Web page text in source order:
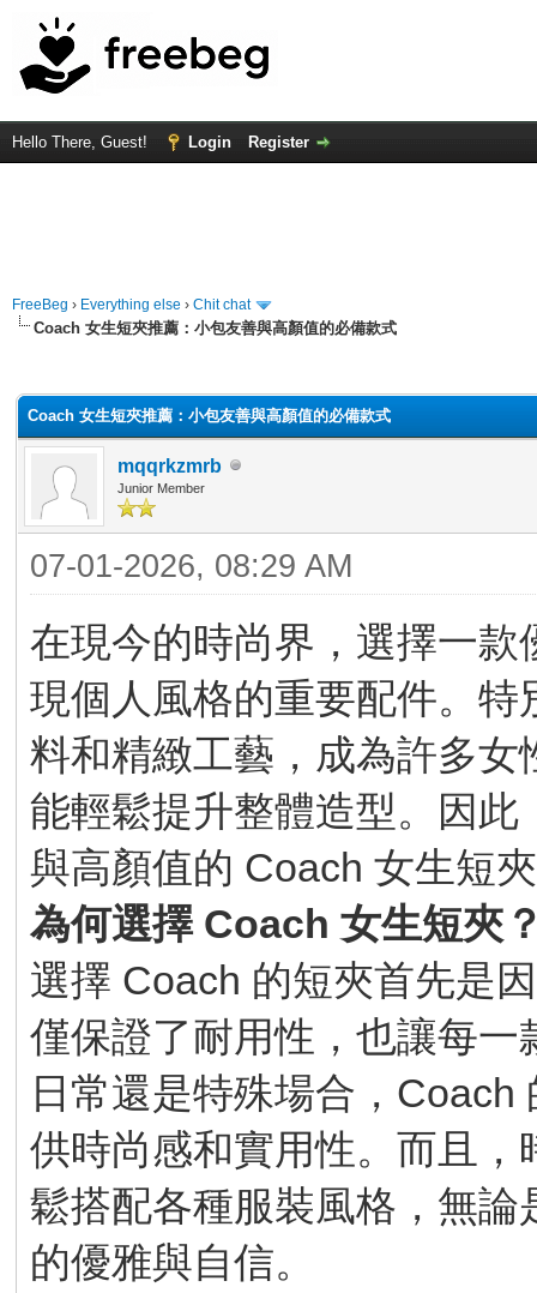
Hello There, Guest! Login Register
FreeBeg › Everything else › Chit chat
Coach 女生短夾推薦：小包友善與高顏值的必備款式
Coach 女生短夾推薦：小包友善與高顏值的必備款式
mqqrkzmrb
Junior Member
07-01-2026, 08:29 AM
在現今的時尚界，選擇一
現個人風格的重要配件。
料和精緻工藝，成為許多
能輕鬆提升整體造型。因
與高顏值的 Coach 女生短
為何選擇 Coach 女生短夾
選擇 Coach 的短夾首先是
僅保證了耐用性，也讓每
日常還是特殊場合，
供時尚感和實用性。而且
鬆搭配各種服裝風格，無
的優雅與自信。